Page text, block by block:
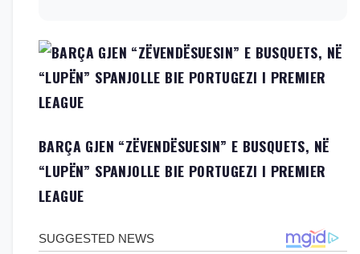
BARÇA GJEN “ZËVENDËSUESIN” E BUSQUETS, NË
“LUPËN” SPANJOLLE BIE PORTUGEZI I PREMIER
LEAGUE